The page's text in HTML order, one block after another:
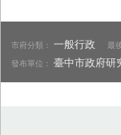
市府分類：一般行政 最
發布單位：臺中市政府研